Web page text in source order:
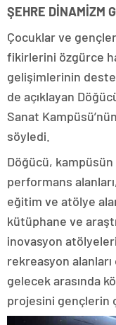
ŞEHRE DİNAMİZM
Çocuklar ve
fikirlerini özgürce
gelişimlerinin
de açıklayan
Sanat
söyledi.
Döğücü,
performans
eğitim ve atölye
kütüphane ve
inovasyon
rekreasyon
gelecek arasında
projesini gençlerin